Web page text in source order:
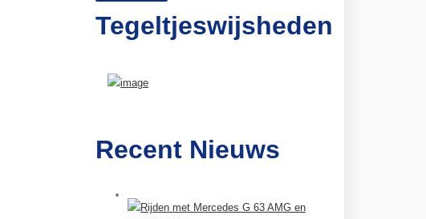
Tegeltjeswijsheden
Recent Nieuws